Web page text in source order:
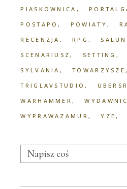
PIASKOWNICA
POSTAPO
POWIATY
RECENZJA
RPG
SCENARIUSZ
SETTING
SYLVANIA
TOWARZYSZE
TRIGLAVSTUDIO
WARHAMMER
WYPRAWAZAMUR
YZE
Search
for: